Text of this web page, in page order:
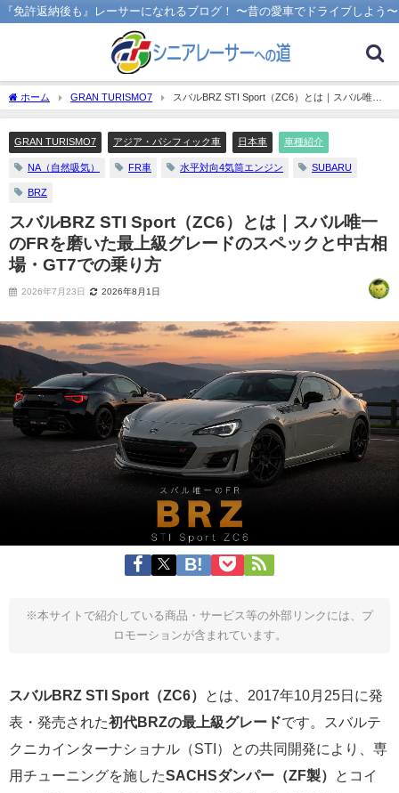
『免許返納後も』レーサーになれるブログ！ 〜昔の愛車でドライブしよう〜
ホーム GRAN TURISMO7
スバルBRZ STI Sport（ZC6）とは｜スバル唯一
のFRを磨いた最上級グレードのスペックと中古相場・GT7での乗り方
GRAN TURISMO7 アジア・パシフィック車 日本車 車種紹介
NA（自然吸気） FR車 水平対向4気筒エンジン SUBARU
BRZ
スバルBRZ STI Sport（ZC6）とは｜スバル唯一
のFRを磨いた最上級グレードのスペックと中古相
場・GT7での乗り方
2026年7月23日 2026年8月1日
※本サイトで紹介している商品・サービス等の外部リンクには、プ
ロモーションが含まれています。
スバルBRZ STI Sport（ZC6）
とは、2017年10月25日に発
表・発売された初代BRZの最上級グレードです。スバルテ
クニカインターナショナル（STI）との共同開発により、専
用チューニングを施したSACHSダンパー（ZF製）
とコイ